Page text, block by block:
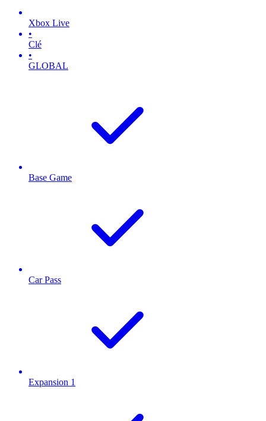
Xbox Live
•
Clé
•
GLOBAL
Base Game
Car Pass
Expansion 1